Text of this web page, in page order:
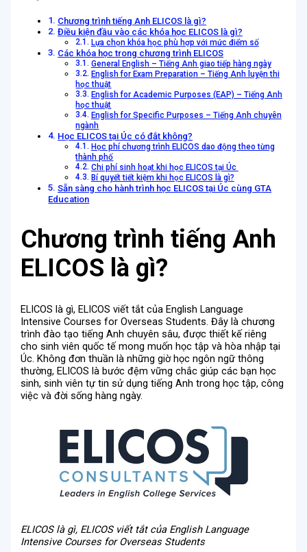
Chương trình tiếng Anh ELICOS là gì?
Điều kiện đầu vào các khóa học ELICOS là gì?
Lựa chọn khóa học phù hợp với mức điểm số
Các khóa học trong chương trình ELICOS
General English – Tiếng Anh giao tiếp hàng ngày
English for Exam Preparation – Tiếng Anh luyện thi
học thuật
English for Academic Purposes (EAP) – Tiếng Anh
học thuật
English for Specific Purposes – Tiếng Anh chuyên
ngành
Học ELICOS tại Úc có đắt không?
Học phí chương trình ELICOS dao động theo từng
thành phố
Chi phí sinh hoạt khi học ELICOS tại Úc
Bí quyết tiết kiệm khi học ELICOS là gì?
Sẵn sàng cho hành trình học ELICOS tại Úc cùng GTA
Education
Chương trình tiếng Anh
ELICOS là gì?
ELICOS là gì, ELICOS viết tắt của English Language
Intensive Courses for Overseas Students. Đây là chương
trình đào tạo tiếng Anh chuyên sâu, được thiết kế riêng
cho sinh viên quốc tế mong muốn học tập và hòa nhập tại
Úc. Không đơn thuần là những giờ học ngôn ngữ thông
thường, ELICOS là bước đệm vững chắc giúp các bạn học
sinh, sinh viên tự tin sử dụng tiếng Anh trong học tập, công
việc và đời sống hàng ngày.
ELICOS là gì, ELICOS viết tắt của English Language
Intensive Courses for Overseas Students